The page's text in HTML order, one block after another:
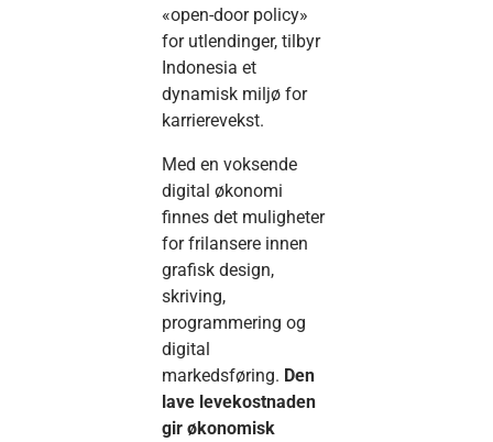
«open-door policy»
for utlendinger, tilbyr
Indonesia et
dynamisk miljø for
karrierevekst.
Med en voksende
digital økonomi
finnes det muligheter
for frilansere innen
grafisk design,
skriving,
programmering og
digital
markedsføring. Den
lave levekostnaden
gir økonomisk